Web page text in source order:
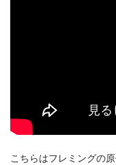
こちらはフレミングの